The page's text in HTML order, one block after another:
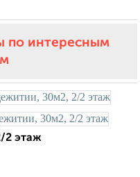
по интересным
2 этаж